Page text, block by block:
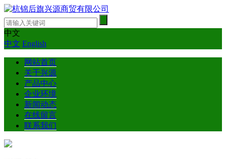
中文
中文 English
网站首页
关于兴源
产品中心
企业环境
新闻动态
在线留言
联系我们